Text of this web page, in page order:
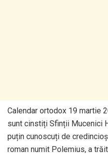
Calendar ortodox 19 martie
sunt cinstiți Sfinții Mucenici
puțin cunoscuți de
roman numit Polemius, a